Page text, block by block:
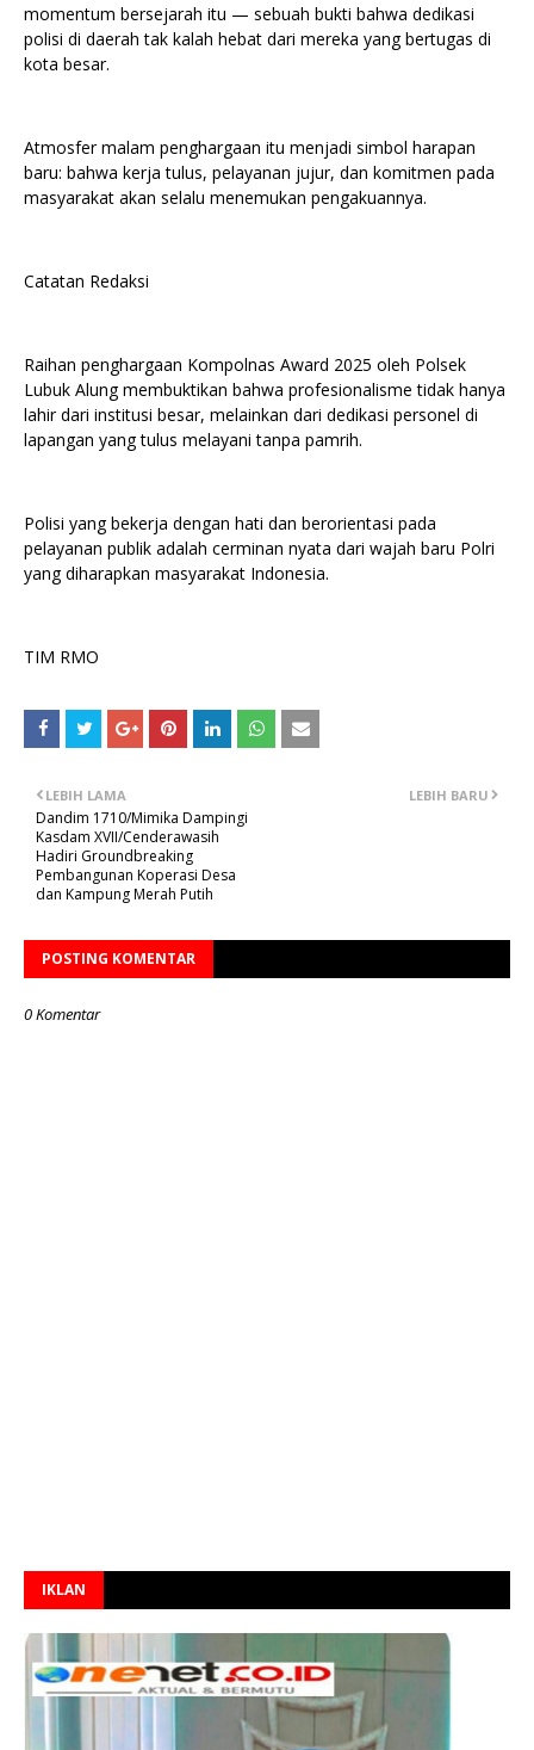
momentum bersejarah itu — sebuah bukti bahwa dedikasi
polisi di daerah tak kalah hebat dari mereka yang bertugas di
kota besar.
Atmosfer malam penghargaan itu menjadi simbol harapan
baru: bahwa kerja tulus, pelayanan jujur, dan komitmen pada
masyarakat akan selalu menemukan pengakuannya.
Catatan Redaksi
Raihan penghargaan Kompolnas Award 2025 oleh Polsek
Lubuk Alung membuktikan bahwa profesionalisme tidak hanya
lahir dari institusi besar, melainkan dari dedikasi personel di
lapangan yang tulus melayani tanpa pamrih.
Polisi yang bekerja dengan hati dan berorientasi pada
pelayanan publik adalah cerminan nyata dari wajah baru Polri
yang diharapkan masyarakat Indonesia.
TIM RMO
LEBIH BARU
LEBIH LAMA
Dandim 1710/Mimika Dampingi
Kasdam XVII/Cenderawasih
Hadiri Groundbreaking
Pembangunan Koperasi Desa
dan Kampung Merah Putih
POSTING KOMENTAR
0 Komentar
IKLAN